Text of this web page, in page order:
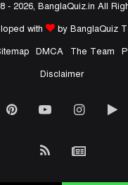
- 2026, BanglaQuiz.in All
with
by BanglaQuiz
DMCA The Team
Disclaimer
PinterestYouTube
RSS Google